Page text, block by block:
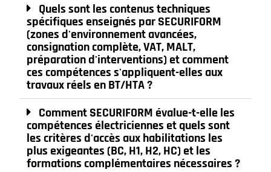
Quels sont les contenus techniques
spécifiques enseignés par SECURIFORM
(zones d'environnement avancées,
consignation complète, VAT, MALT,
préparation d'interventions) et comment
ces compétences s'appliquent-elles aux
travaux réels en BT/HTA ?
Comment SECURIFORM évalue-t-elle les
compétences électriciennes et quels sont
les critères d'accès aux habilitations les
plus exigeantes (BC, H1, H2, HC) et les
formations complémentaires nécessaires ?